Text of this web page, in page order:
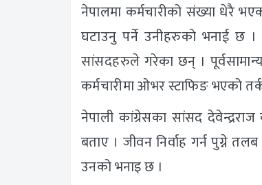
नेपालमा कर्मचारीको संख्या धेरै
घटाउनु पर्ने उनीहरुको भनाई छ ।
सांसदहरुले गरेका छन् ।
कर्मचारीमा ओभर स्टाफिङ भएको
नेपाली कांग्रेसका सांसद
बताए । जीवन निर्वाह गर्न पुग्ने
उनको भनाइ छ ।